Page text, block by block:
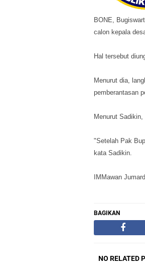
BONE,
calon kepala
Hal tersebut
Menurut dia,
pemberantasan
Menurut
"Setelah Pak
kata Sadikin.
IMMawan
BAGIKAN
NO RELATED